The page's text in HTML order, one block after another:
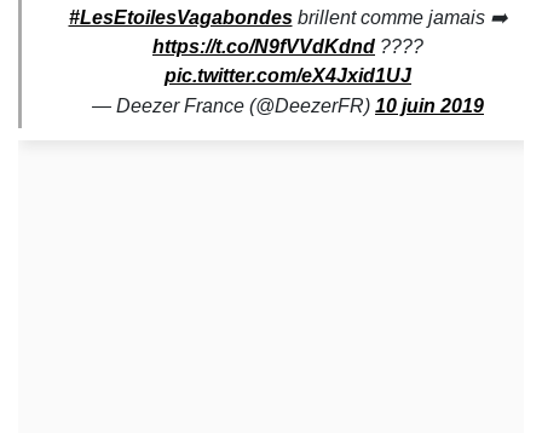
#LesEtoilesVagabondesbrillent comme jamais ➡️
https://t.co/N9fVVdKdnd ????
pic.twitter.com/eX4Jxid1UJ
— Deezer France (@DeezerFR) 10 juin 2019